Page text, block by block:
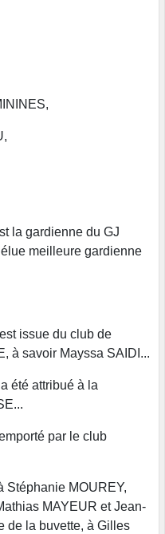
la gardienne du GJ
meilleure gardienne
issue du club de
à savoir Mayssa SAIDI...
été attribué à la
par le club
Stéphanie MOUREY,
MAYEUR et Jean-
de la buvette, à Gilles